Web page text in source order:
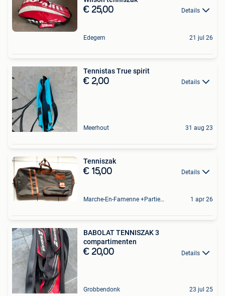
€ 25,00 Details
Edegem 21 jul 26
Tennistas True spirit
€ 2,00 Details
Meerhout 31 aug 23
Tenniszak
€ 15,00 Details
Marche-En-Famenne +Partie De Baillonville Et Noiseux 1 apr 26
BABOLAT TENNISZAK 3
compartimenten
€ 20,00 Details
Grobbendonk 23 jul 25